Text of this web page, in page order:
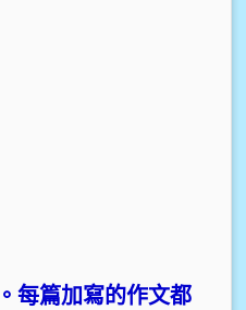
每篇加寫的作文都